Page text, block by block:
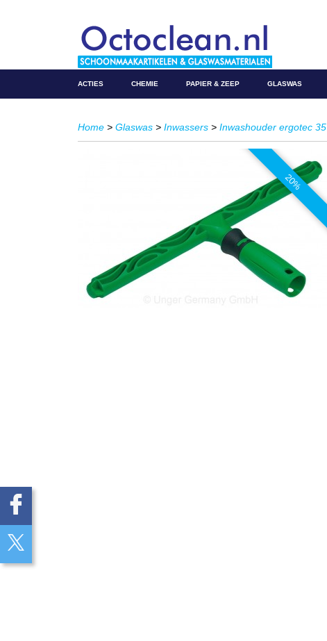
ACTIES CHEMIE PAPIER & ZEEP GLASWAS
Home > Glaswas > Inwassers > Inwashouder ergotec
20%